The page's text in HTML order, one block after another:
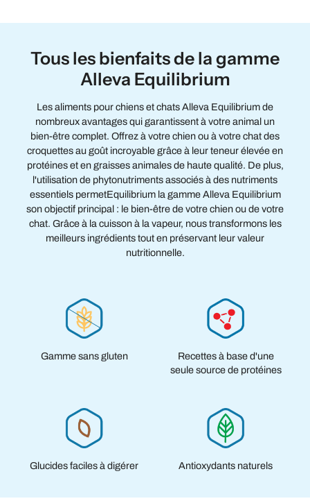
Tous les bienfaits de la gamme
Alleva Equilibrium
Les aliments pour chiens et chats Alleva Equilibrium de
nombreux avantages qui garantissent à votre animal un
bien-être complet. Offrez à votre chien ou à votre chat des
croquettes au goût incroyable grâce à leur teneur élevée en
protéines et en graisses animales de haute qualité. De plus,
l'utilisation de phytonutriments associés à des nutriments
essentiels permetEquilibrium la gamme Alleva Equilibrium
son objectif principal : le bien-être de votre chien ou de votre
chat. Grâce à la cuisson à la vapeur, nous transformons les
meilleurs ingrédients tout en préservant leur valeur
nutritionnelle.
Gamme sans gluten
Recettes à base d'une
seule source de protéines
Glucides faciles à digérer Antioxydants naturels